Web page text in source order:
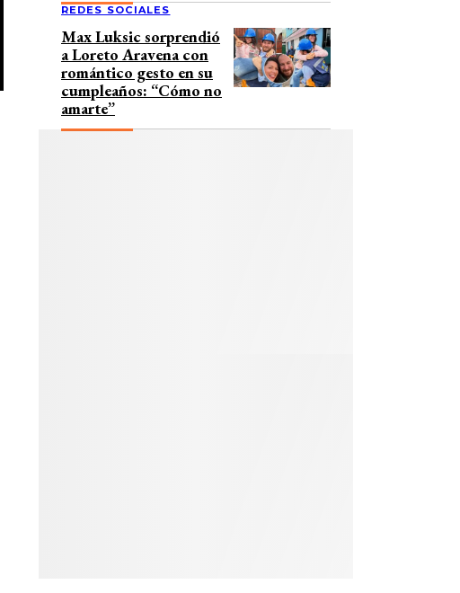
REDES SOCIALES
Max Luksic sorprendió
a Loreto Aravena con
romántico gesto en su
cumpleaños: “Cómo no
amarte”